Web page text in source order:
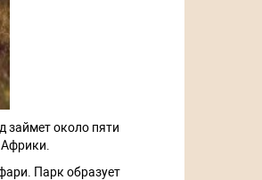
займет около пяти
Парк образует